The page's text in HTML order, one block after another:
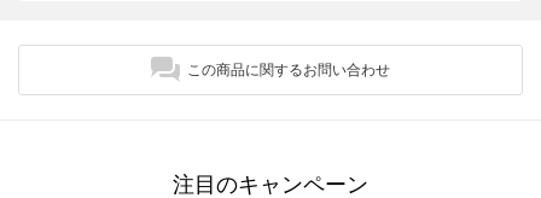
この商品に関するお問い合わせ
注目のキャンペーン